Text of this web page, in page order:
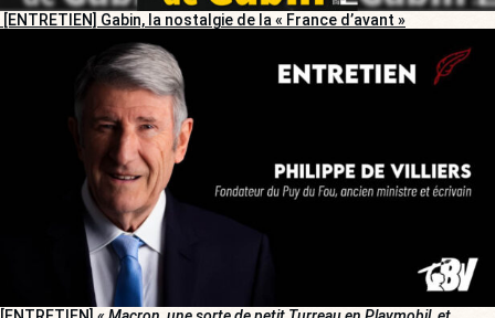
[ENTRETIEN] Gabin, la nostalgie de la « France d’avant »